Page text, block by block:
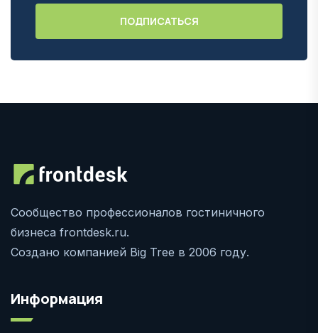
Сообщество профессионалов гостиничного
бизнеса frontdesk.ru.
Создано компанией Big Tree в 2006 году.
Информация